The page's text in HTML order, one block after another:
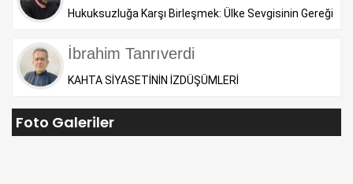
Hukuksuzluğa Karşı Birleşmek: Ülke Sevgisinin Gereği
İbrahim Tanrıverdi
KAHTA SİYASETİNİN İZDÜŞÜMLERİ
Foto Galeriler